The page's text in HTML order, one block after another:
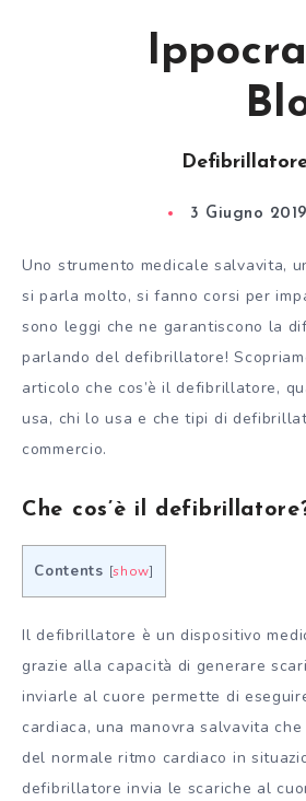
3 Giugno 2019
Uno strumento medicale salvavita,
si parla molto, si fanno corsi per
sono leggi che ne garantiscono la
parlando del defibrillatore!
articolo che cos’è il defibrillatore,
usa, chi lo usa e che tipi di
commercio.
Che cos’è il
Contents [show]
Il defibrillatore è un dispositivo
grazie alla capacità di generare
inviarle al cuore permette di
cardiaca, una manovra salvavita
del normale ritmo cardiaco in
defibrillatore invia le scariche al